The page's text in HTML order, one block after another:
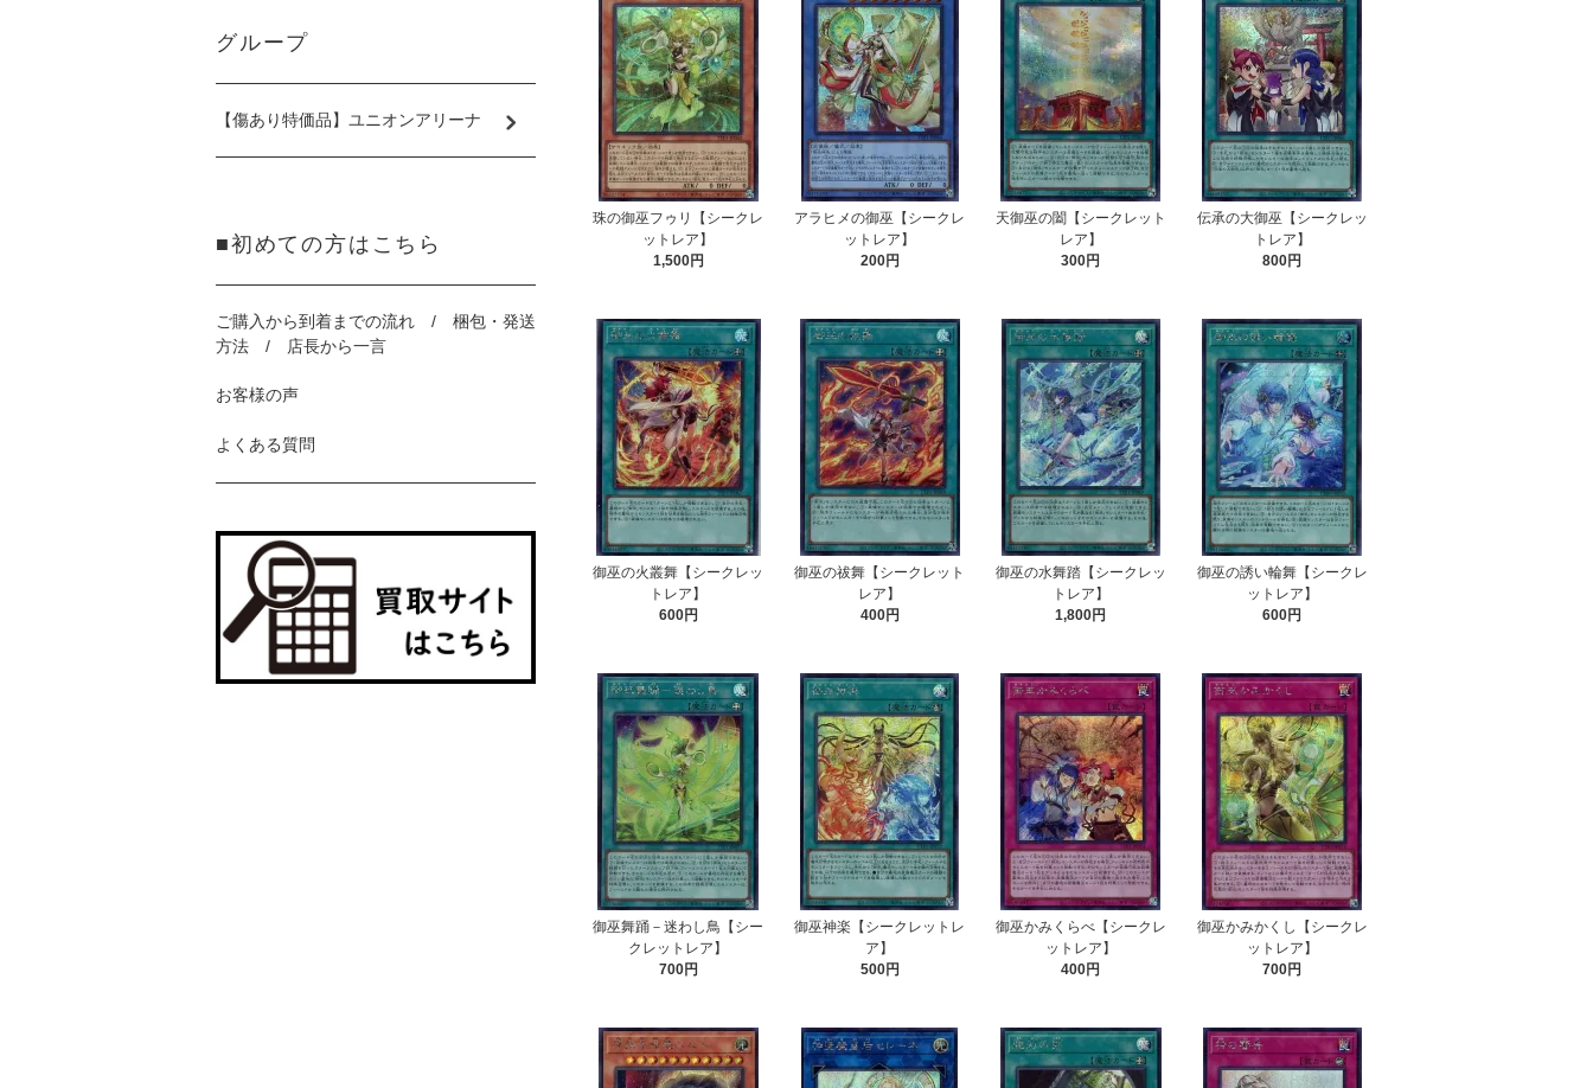
珠の御巫フゥリ【シークレ
ットレア】
1,500円
アラヒメの御巫【シークレ
ットレア】
200円
天御巫の闔【シークレット
レア】
300円
伝承の大御巫【シークレッ
トレア】
800円
御巫の火叢舞【シークレッ
トレア】
600円
御巫の祓舞【シークレット
レア】
400円
御巫の水舞踏【シークレッ
トレア】
1,800円
御巫の誘い輪舞【シークレ
ットレア】
600円
御巫舞踊－迷わし鳥【シー
クレットレア】
700円
御巫神楽【シークレットレ
ア】
500円
御巫かみくらべ【シークレ
ットレア】
400円
御巫かみかくし【シークレ
ットレア】
700円
グループ
【傷あり特価品】ユニオンアリーナ
■初めての方はこちら
ご購入から到着までの流れ / 梱包・発送
方法 / 店長から一言
お客様の声
よくある質問